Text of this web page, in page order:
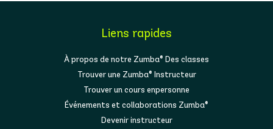
Liens rapides
À propos de notre Zumba® Des classes
Trouver une Zumba® Instructeur
Trouver un cours enpersonne
Événements et collaborations Zumba®
Devenir instructeur